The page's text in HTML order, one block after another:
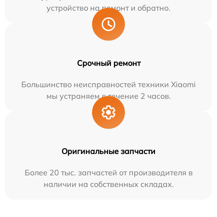
устройство на ремонт и обратно.
Срочный ремонт
Большинство неисправностей техники Xiaomi
мы устраняем в течение 2 часов.
Оригинальные запчасти
Более 20 тыс. запчастей от производителя в
наличии на собственных складах.